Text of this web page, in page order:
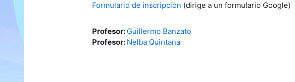
Formulario de inscripción (dirige a un formulario Google)
Profesor: Guillermo Banzato
Profesor: Nelba Quintana